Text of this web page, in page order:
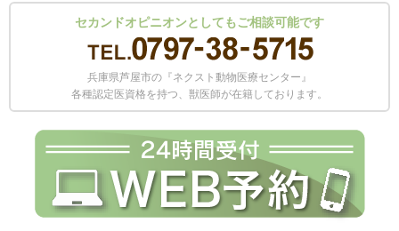
セカンドオピニオンとしてもご相談可能です
兵庫県芦屋市の『ネクスト動物医療センター』
各種認定医資格を持つ、獣医師が在籍しております。